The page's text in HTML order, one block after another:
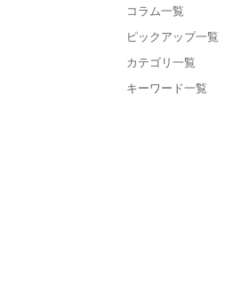
コラム一覧
ピックアップ一覧
カテゴリ一覧
キーワード一覧